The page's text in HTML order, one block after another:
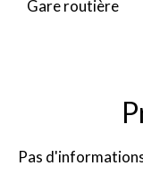
Gare routière
Pas